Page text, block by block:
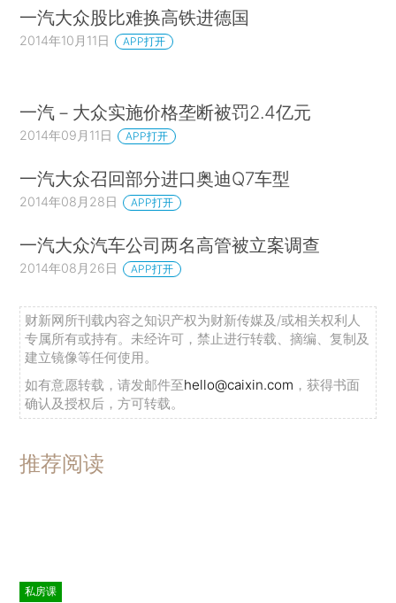
一汽大众股比难换高铁进德国
2014年10月11日 APP打开
一汽－大众实施价格垄断被罚2.4亿元
2014年09月11日 APP打开
一汽大众召回部分进口奥迪Q7车型
2014年08月28日 APP打开
一汽大众汽车公司两名高管被立案调查
2014年08月26日 APP打开
财新网所刊载内容之知识产权为财新传媒及/或相关权利人
专属所有或持有。未经许可，禁止进行转载、摘编、复制及
建立镜像等任何使用。
如有意愿转载，请发邮件至hello@caixin.com ，获得书面
确认及授权后，方可转载。
推荐阅读
私房课